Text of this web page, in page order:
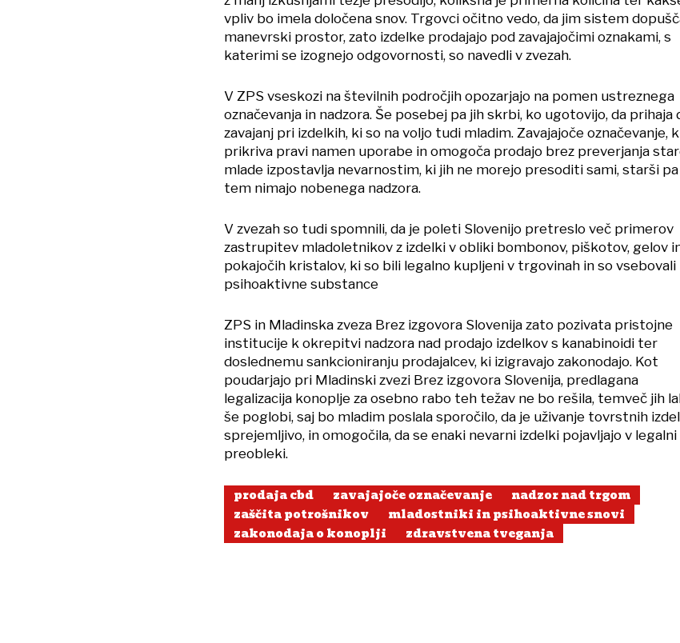
vpliv bo imela določena snov. Trgovci očitno vedo, da jim sistem
manevrski prostor, zato izdelke prodajajo pod zavajajočimi oznakami, s
katerimi se izognejo odgovornosti, so navedli v zvezah.
V ZPS vseskozi na številnih področjih opozarjajo na pomen ustreznega
označevanja in nadzora. Še posebej pa jih skrbi, ko ugotovijo, da prihaja
zavajanj pri izdelkih, ki so na voljo tudi mladim. Zavajajoče označevanje,
prikriva pravi namen uporabe in omogoča prodajo brez preverjanja
mlade izpostavlja nevarnostim, ki jih ne morejo presoditi sami, starši pa
tem nimajo nobenega nadzora.
V zvezah so tudi spomnili, da je poleti Slovenijo pretreslo več primerov
zastrupitev mladoletnikov z izdelki v obliki bombonov, piškotov, gelov
pokajočih kristalov, ki so bili legalno kupljeni v trgovinah in so vsebovali
psihoaktivne substance
ZPS in Mladinska zveza Brez izgovora Slovenija zato pozivata pristojne
institucije k okrepitvi nadzora nad prodajo izdelkov s kanabinoidi ter
doslednemu sankcioniranju prodajalcev, ki izigravajo zakonodajo. Kot
poudarjajo pri Mladinski zvezi Brez izgovora Slovenija, predlagana
legalizacija konoplje za osebno rabo teh težav ne bo rešila, temveč jih
še poglobi, saj bo mladim poslala sporočilo, da je uživanje tovrstnih
sprejemljivo, in omogočila, da se enaki nevarni izdelki pojavljajo v legalni
preobleki.
prodaja cbd zavajajoče označevanje
nadzor nad trgom
zaščita potrošnikov
mladostniki in psihoaktivne snovi
zakonodaja o konoplji
zdravstvena tveganja